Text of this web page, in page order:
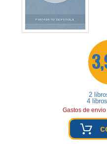
2
4
Gastos de